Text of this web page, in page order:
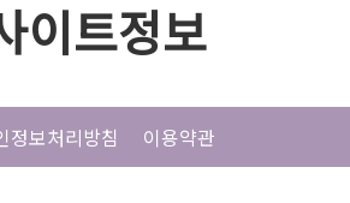
이트정보
정보처리방침 이용약관